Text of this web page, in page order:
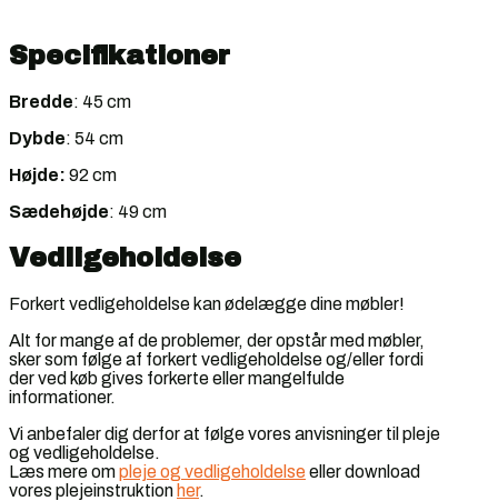
Specifikationer
Bredde: 45 cm
Dybde: 54 cm
Højde: 92 cm
Sædehøjde: 49 cm
Vedligeholdelse
Forkert vedligeholdelse kan ødelægge dine møbler!
Alt for mange af de problemer, der opstår med møbler,
sker som følge af forkert vedligeholdelse og/eller fordi
der ved køb gives forkerte eller mangelfulde
informationer.
Vi anbefaler dig derfor at følge vores anvisninger til pleje
og vedligeholdelse.
Læs mere ompleje og vedligeholdelseeller download
vores plejeinstruktion her.